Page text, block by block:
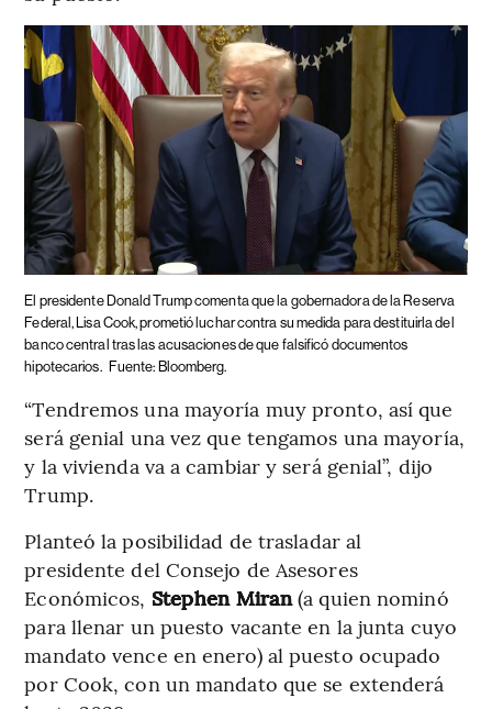
El presidente Donald Trump comenta que la gobernadora de la Reserva
Federal, Lisa Cook, prometió luchar contra su medida para destituirla del
banco central tras las acusaciones de que falsificó documentos
hipotecarios. Fuente: Bloomberg.
“Tendremos una mayoría muy pronto, así que
será genial una vez que tengamos una mayoría,
y la vivienda va a cambiar y será genial”, dijo
Trump.
Planteó la posibilidad de trasladar al
presidente del Consejo de Asesores
Económicos, Stephen Miran(a quien nominó
para llenar un puesto vacante en la junta cuyo
mandato vence en enero) al puesto ocupado
por Cook, con un mandato que se extenderá